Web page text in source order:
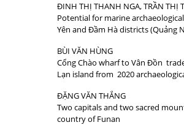
ĐINH THỊ THANH NGA, TRẦN THỊ
Potential for marine
Yên and Đầm Hà districts (Quảng
BÙI VĂN HÙNG
Cổng Chào wharf to Vân Đồn
Lạn island from 2020
ĐẶNG VĂN THẮNG
Two capitals and two sacred
country of Funan